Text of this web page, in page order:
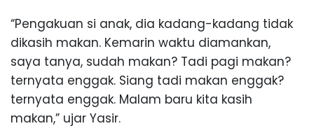
“Pengakuan si anak, dia kadang-kadang tidak
dikasih makan. Kemarin waktu diamankan,
saya tanya, sudah makan? Tadi pagi makan?
ternyata enggak. Siang tadi makan enggak?
ternyata enggak. Malam baru kita kasih
makan,” ujar Yasir.